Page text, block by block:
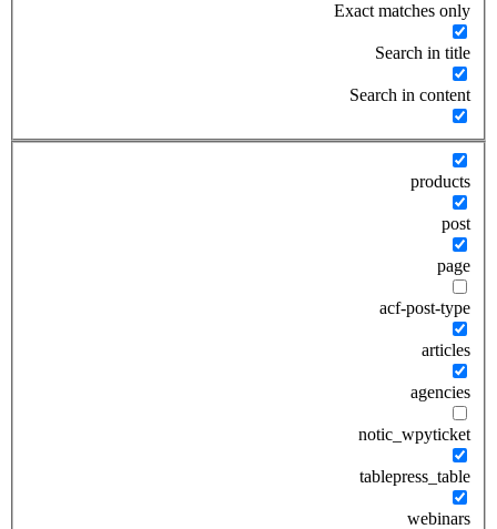
Exact matches only
Search in title
Search in content
products
post
page
acf-post-type
articles
agencies
notic_wpyticket
tablepress_table
webinars